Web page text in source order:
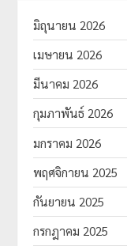
มิถุนายน 2026
เมษายน 2026
มีนาคม 2026
กุมภาพันธ์ 2026
มกราคม 2026
พฤศจิกายน 2025
กันยายน 2025
กรกฎาคม 2025